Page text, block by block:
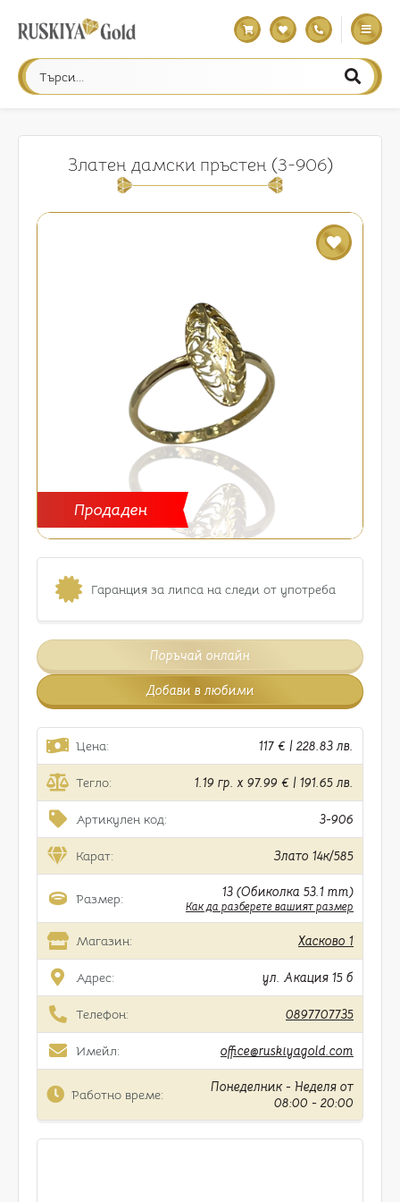
Златен дамски пръстен (3-906)
Продаден
Гаранция за липса на следи от употреба
Поръчай онлайн
Добави в любими
Цена: 117 € | 228.83 лв.
Тегло: 1.19 гр. x 97.99 € | 191.65 лв.
Артикулен код: 3-906
Карат: Злато 14к/585
Размер: 13 (Обиколка 53.1 mm)
Как да разберете вашият размер
Магазин: Хасково 1
Адрес: ул. Акация 15 б
Телефон: 0897707735
Имейл: office@ruskiyagold.com
Работно време:
Понеделник - Неделя от
08:00 - 20:00